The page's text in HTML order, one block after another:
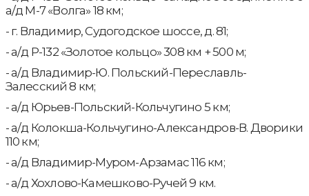
а/д М-7 «Волга» 18 км;
- г. Владимир, Судогодское шоссе, д. 81;
- а/д Р-132 «Золотое кольцо» 308 км + 500 м;
- а/д Владимир-Ю. Польский-Переславль-
Залесский 8 км;
- а/д Юрьев-Польский-Кольчугино 5 км;
- а/д Колокша-Кольчугино-Александров-В. Дворики
110 км;
- а/д Владимир-Муром-Арзамас 116 км;
- а/д Хохлово-Камешково-Ручей 9 км.